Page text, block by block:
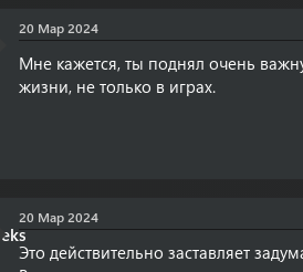
20 Мар 2024
Мне кажется, ты поднял очень
жизни, не только в играх.
20 Мар 2024
Это действительно заставляет